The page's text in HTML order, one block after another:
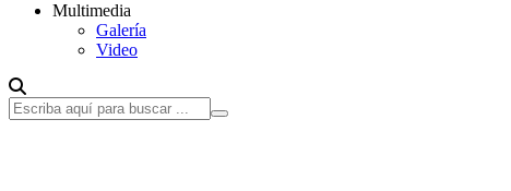
Multimedia
Galería
Video